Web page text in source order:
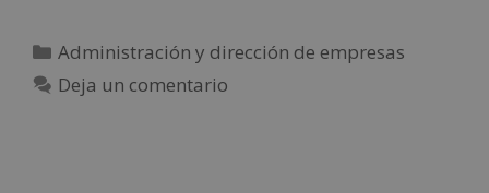
Administración y dirección de empresas
Deja un comentario